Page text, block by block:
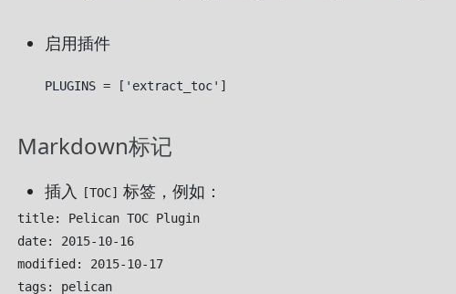
启用插件
PLUGINS = ['extract_toc']
Markdown标记
插入 [TOC] 标签，例如：
title: Pelican TOC Plugin
date: 2015-10-16
modified: 2015-10-17
tags: pelican